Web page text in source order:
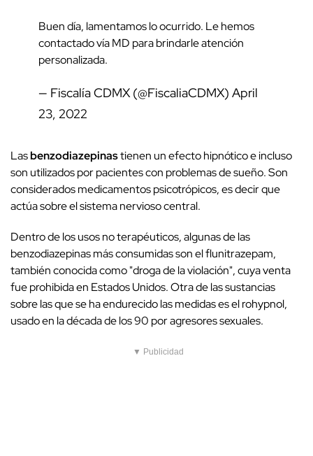
Buen día, lamentamos lo ocurrido. Le hemos
contactado vía MD para brindarle atención
personalizada.
— Fiscalía CDMX (@FiscaliaCDMX) April
23, 2022
Lasbenzodiazepinastienen un efecto hipnótico e incluso
son utilizados por pacientes con problemas de sueño. Son
considerados medicamentos psicotrópicos, es decir que
actúa sobre el sistema nervioso central.
Dentro de los usos no terapéuticos, algunas de las
benzodiazepinas más consumidas son el flunitrazepam,
también conocida como "droga de la violación", cuya venta
fue prohibida en Estados Unidos.Otra de las sustancias
sobre las que se ha endurecido las medidas es el rohypnol,
usado en la década de los 90 por agresores sexuales.
▼ Publicidad